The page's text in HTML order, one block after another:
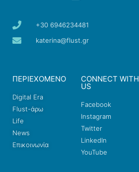
+30 6946234481
katerina@flust.gr
ΠΕΡΙΕΧΟΜΕΝΟ
Digital Era
Flust-άρω
Life
News
Επικοινωνία
CONNECT WITH
US
Facebook
Instagram
Twitter
LinkedIn
YouTube